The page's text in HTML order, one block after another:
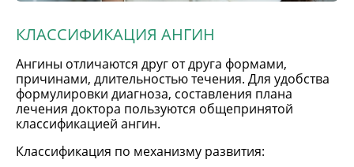
КЛАССИФИКАЦИЯ АНГИН
Ангины отличаются друг от друга формами,
причинами, длительностью течения. Для удобства
формулировки диагноза, составления плана
лечения доктора пользуются общепринятой
классификацией ангин.
Классификация по механизму развития: